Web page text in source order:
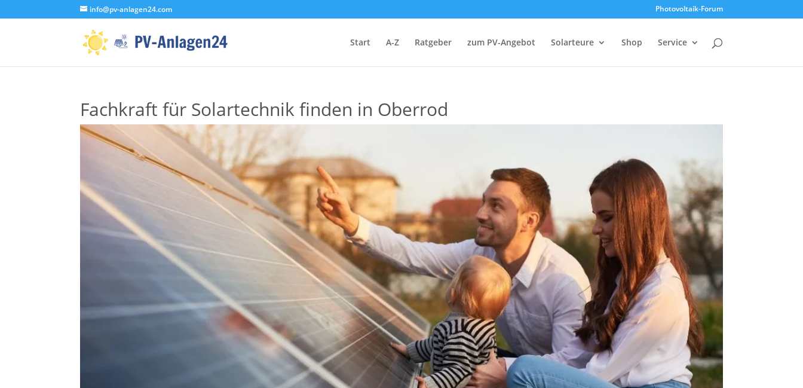
info@pv-anlagen24.com Photovoltaik-Forum
Start A-Z Ratgeber zum PV-Angebot Solarteure Shop Service
Fachkraft für Solartechnik finden in Oberrod